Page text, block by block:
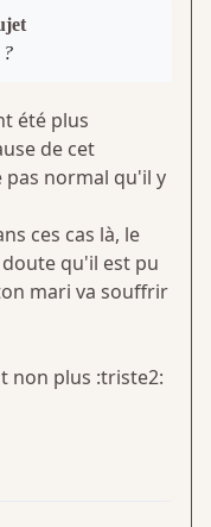
?
été plus
de cet
pas normal qu'il y
ces cas là, le
qu'il est pu
mari va souffrir
non plus :triste2: